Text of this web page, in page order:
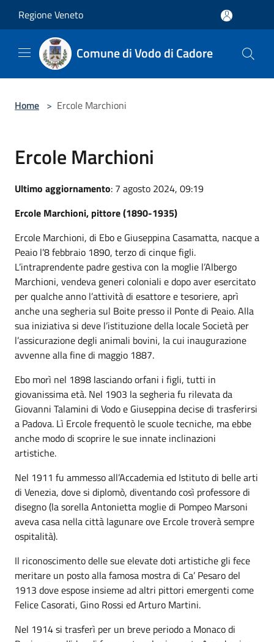
Regione Veneto
Comune di Vodo di Cadore
Home > Ercole Marchioni
Ercole Marchioni
Ultimo aggiornamento: 7 agosto 2024, 09:19
Ercole Marchioni, pittore (1890-1935)
Ercole Marchioni, di Ebo e Giuseppina Casamatta, nacque a
Peaio l’8 febbraio 1890, terzo di cinque figli.
L’intraprendente padre gestiva con la moglie l’Albergo
Marchioni, vendeva generi coloniali e dopo aver esercitato
per qualche anno l’attività di esattore e tesoriere, aprì
anche una segheria sul Boite presso il Ponte di Peaio. Alla
sua iniziativa si deve l’istituzione della locale Società per
l’assicurazione degli animali bovini, la cui inaugurazione
avvenne alla fine di maggio 1887.
Ebo morì nel 1898 lasciando orfani i figli, tutti in
giovanissima età. Nel 1903 la segheria fu rilevata da
Giovanni Talamini di Vodo e Giuseppina decise di trasferirsi
a Padova. Lì Ercole frequentò le scuole tecniche, ma ebbe
anche modo di scoprire le sue innate inclinazioni
artistiche.
Nel 1911 fu ammesso all’Accademia ed Istituto di belle arti
di Venezia, dove si diplomò, diventando così professore di
disegno (la sorella Antonietta moglie di Pompeo Marsoni
aveva casa nella città lagunare ove Ercole troverà sempre
ospitalità).
Il riconoscimento delle sue elevate doti artistiche gli fece
meritare un posto alla famosa mostra di Ca’ Pesaro del
1913 dove espose insieme ad altri pittori emergenti come
Felice Casorati, Gino Rossi ed Arturo Martini.
Nel 1914 si trasferì per un breve periodo a Monaco di